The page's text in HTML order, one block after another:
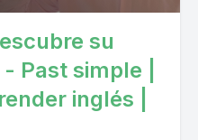
su
Past simple |
inglés |